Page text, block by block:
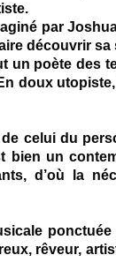
par
découvrir
un poète des
doux
celui du
bien un
d’où la
rêveur,